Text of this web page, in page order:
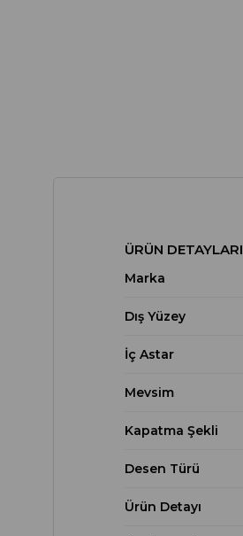
ÜRÜN DETAYLARI
Marka
Dış Yüzey
İç Astar
Mevsim
Kapatma Şekli
Desen Türü
Ürün Detayı